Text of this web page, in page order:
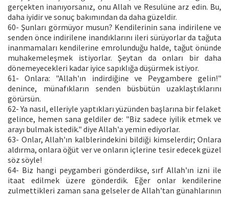
gerçekten inanıyorsanız, onu Allah ve Resulüne arz edin. Bu,
daha iyidir ve sonuç bakımından da daha güzeldir.
60- Şunları görmüyor musun? Kendilerinin sana indirilene ve
senden önce indirilene inandıklarını ileri sürüyorlar da tağuta
inanmamaları kendilerine emrolunduğu halde, tağut önünde
muhakemeleşmek istiyorlar. Şeytan da onları bir daha
dönemeyecekleri kadar iyice sapıklığa düşürmek istiyor.
61- Onlara: "Allah'ın indirdiğine ve Peygambere gelin!"
denince, münafıkların senden büsbütün uzaklaştıklarını
görürsün.
62- Ya nasıl, elleriyle yaptıkları yüzünden başlarına bir felaket
gelince, hemen sana geldiler de: "Biz sadece iyilik etmek ve
arayı bulmak istedik." diye Allah'a yemin ediyorlar.
63- Onlar, Allah'ın kalblerindekini bildiği kimselerdir; Onlara
aldırma, onlara öğüt ver ve onların içlerine tesir edecek güzel
söz söyle!
64- Biz hangi peygamberi gönderdikse, sırf Allah'ın izni ile
itaat edilmek üzere gönderdik. Eğer onlar kendilerine
zulmettikleri zaman sana gelseler de Allah'tan günahlarının